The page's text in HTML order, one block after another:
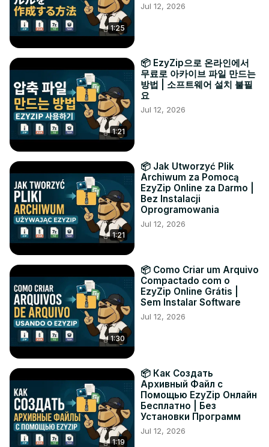
1:25
Jul 12, 2026
1:21
📦 EzyZip으로 온라인에서
무료로 아카이브 파일 만드는
방법 | 소프트웨어 설치 불필
요
Jul 12, 2026
1:21
📦 Jak Utworzyć Plik
Archiwum za Pomocą
EzyZip Online za Darmo |
Bez Instalacji
Oprogramowania
Jul 12, 2026
1:30
📦 Como Criar um Arquivo
Compactado com o
EzyZip Online Grátis |
Sem Instalar Software
Jul 12, 2026
1:19
📦 Как Создать
Архивный Файл с
Помощью EzyZip Онлайн
Бесплатно | Без
Установки Программ
Jul 12, 2026